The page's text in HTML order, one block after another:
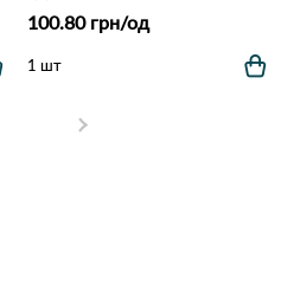
100.80 грн/од
1 шт